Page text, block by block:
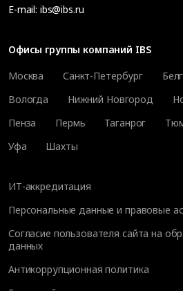
E-mail: ibs@ibs.ru
Офисы группы компаний IBS
Москва
Санкт-Петербург
Вологда
Нижний Новгород
Пенза
Пермь Таганрог
Уфа
Шахты
ИТ-аккредитация
Персональные данные и правовые
Согласие пользователя сайта на
данных
Антикоррупционная политика